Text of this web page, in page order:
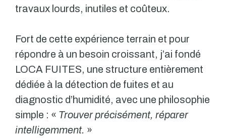
travaux lourds, inutiles et coûteux.
Fort de cette expérience terrain et pour
répondre à un besoin croissant, j’ai fondé
LOCA FUITES, une structure entièrement
dédiée à la détection de fuites et au
diagnostic d’humidité, avec une philosophie
simple : « Trouver précisément, réparer
intelligemment. »